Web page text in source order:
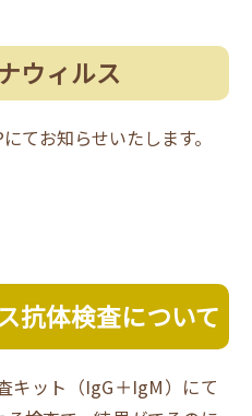
ウィルス
てお知らせいたします。
抗体検査について
キット（IgG＋IgM）にて